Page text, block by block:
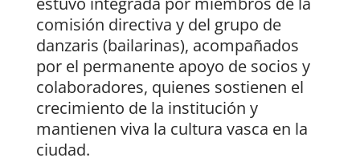
comisión directiva y del grupo de
danzaris (bailarinas), acompañados
por el permanente apoyo de socios y
colaboradores, quienes sostienen el
crecimiento de la institución y
mantienen viva la cultura vasca en la
ciudad.